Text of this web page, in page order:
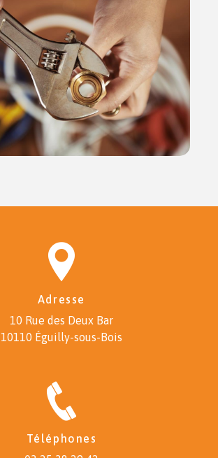
Adresse
10 Rue des Deux Bar
10110 Éguilly-sous-Bois
Téléphones